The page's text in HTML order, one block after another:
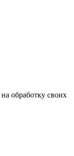
обработку своих